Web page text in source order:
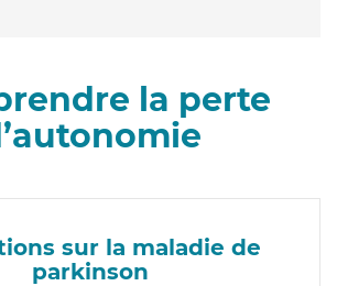
la perte
sur la maladie de
parkinson